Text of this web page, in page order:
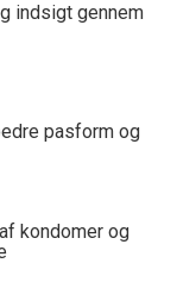
indsigt gennem
pasform og
kondomer og